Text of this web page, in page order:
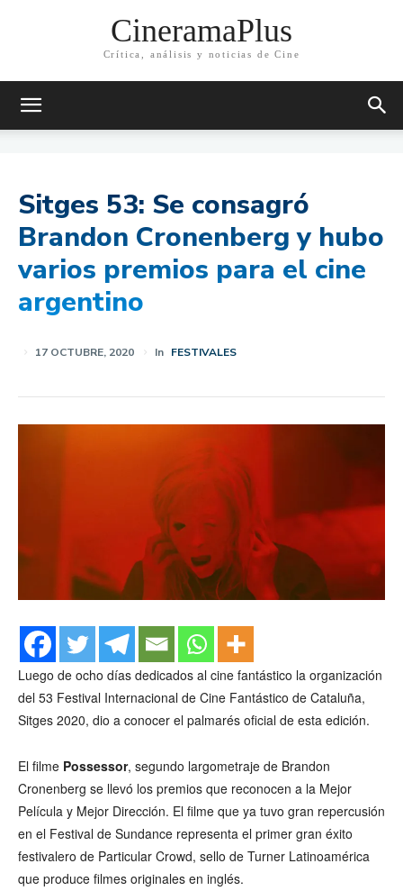
CineramaPlus
Crítica, análisis y noticias de Cine
Sitges 53: Se consagró
Brandon Cronenberg y hubo
varios premios para el cine
argentino
17 OCTUBRE, 2020 In FESTIVALES
Luego de ocho días dedicados al cine fantástico la organización
del 53 Festival Internacional de Cine Fantástico de Cataluña,
Sitges 2020, dio a conocer el palmarés oficial de esta edición.
El filme Possessor, segundo largometraje de Brandon
Cronenberg se llevó los premios que reconocen a la Mejor
Película y Mejor Dirección. El filme que ya tuvo gran repercusión
en el Festival de Sundance representa el primer gran éxito
festivalero de Particular Crowd, sello de Turner Latinoamérica
que produce filmes originales en inglés.